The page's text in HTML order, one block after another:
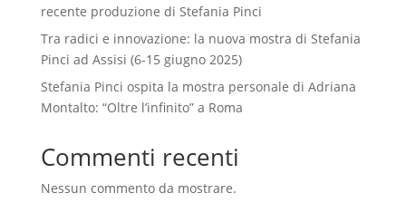
recente produzione di Stefania Pinci
Tra radici e innovazione: la nuova mostra di Stefania
Pinci ad Assisi (6-15 giugno 2025)
Stefania Pinci ospita la mostra personale di Adriana
Montalto: “Oltre l’infinito” a Roma
Commenti recenti
Nessun commento da mostrare.